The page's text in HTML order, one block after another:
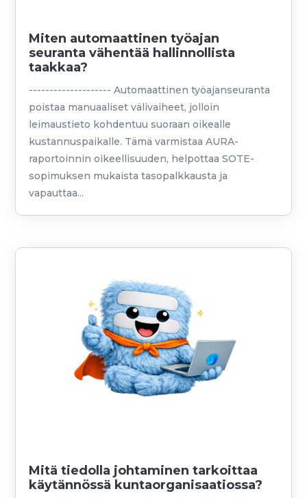
Miten automaattinen työajan
seuranta vähentää hallinnollista
taakkaa?
-------------------- Automaattinen työajanseuranta
poistaa manuaaliset välivaiheet, jolloin
leimaustieto kohdentuu suoraan oikealle
kustannuspaikalle. Tämä varmistaa AURA-
raportoinnin oikeellisuuden, helpottaa SOTE-
sopimuksen mukaista tasopalkkausta ja
vapauttaa...
Mitä tiedolla johtaminen tarkoittaa
käytännössä kuntaorganisaatiossa?